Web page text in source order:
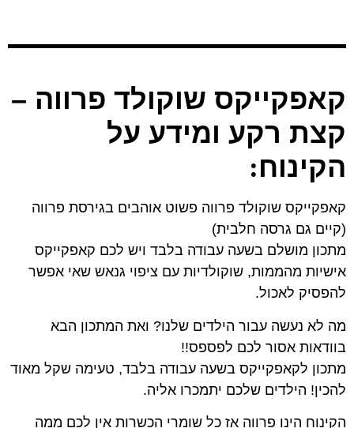
קאפקייקס שוקולד פרווה –
קצת רקע ומידע על
הקינוח:
קאפקייקס שוקולד פרווה פשוט אוהבים בגירסת פרווה
(קיים גם גרסה חלבית)
מתכון מושלם בשעה עבודה בלבד ויש לכם קאפקייקס
אישיות מהממות, שוקולדיות עם ציפוי גנאש שאי אפשר
להפסיק לאכול.
מה לא נעשה עבור הילדים שלנו? ואת המתכון הבא
בוודאות אסור לכם לפספס!!
מתכון לקאפקייקס בשעה עבודה בלבד, טעימה שקל מאוד
להכין! הילדים שלכם יתמכרו אליה.
הקינוח הינו פרווה אז כל שומרי הכשרות אין לכם ממה